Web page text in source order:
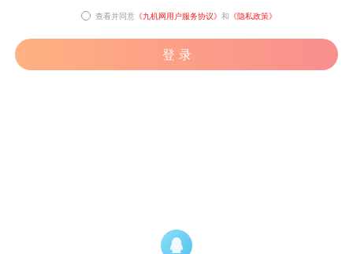
查看并同意 《九机网用户服务协议》 和 《隐私政策》
登 录